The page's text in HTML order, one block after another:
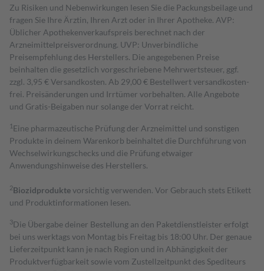
Zu Risiken und Nebenwirkungen lesen Sie die Packungsbeilage und
fragen Sie Ihre Ärztin, Ihren Arzt oder in Ihrer Apotheke. AVP:
Üblicher Apothekenverkaufspreis berechnet nach der
Arzneimittelpreisverordnung. UVP: Unverbindliche
Preisempfehlung des Herstellers. Die angegebenen Preise
beinhalten die gesetzlich vorgeschriebene Mehrwertsteuer, ggf.
zzgl. 3,95 € Versandkosten. Ab 29,00 € Bestell­wert versand­kosten­
frei. Preisänderungen und Irrtümer vorbehalten. Alle Angebote
und Gratis-Beigaben nur solange der Vorrat reicht.
1 Eine pharmazeutische Prüfung der Arzneimittel und sonstigen
Produkte in deinem Warenkorb beinhaltet die Durchführung von
Wechselwirkungschecks und die Prüfung etwaiger
Anwendungshinweise des Herstellers.
2Biozidproduktevorsichtig verwenden. Vor Gebrauch stets Etikett
und Produktinformationen lesen.
3Die Übergabe deiner Bestellung an den Paketdienstleister erfolgt
bei uns werktags von Montag bis Freitag bis 18:00 Uhr. Der genaue
Lieferzeitpunkt kann je nach Region und in Abhängigkeit der
Produktverfügbarkeit sowie vom Zustellzeitpunkt des Spediteurs